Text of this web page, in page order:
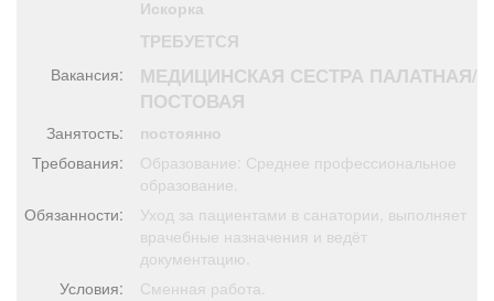
Обучение
Товары Поздравления
Я - пенсионер
Искорка
ТРЕБУЕТСЯ
Вакансия:
МЕДИЦИНСКАЯ СЕСТРА ПАЛАТНАЯ/
ПОСТОВАЯ
Занятость:
постоянно
Требования:
Образование: Среднее профессиональное
образование.
Обязанности:
Уход за пациентами в санатории, выполняет
врачебные назначения и ведёт
документацию.
Условия:
Сменная работа.